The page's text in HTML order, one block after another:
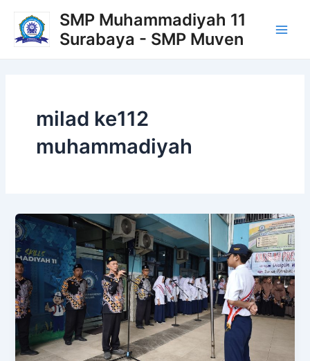
konten
SMP Muhammadiyah 11
Surabaya - SMP Muven
milad ke112
muhammadiyah